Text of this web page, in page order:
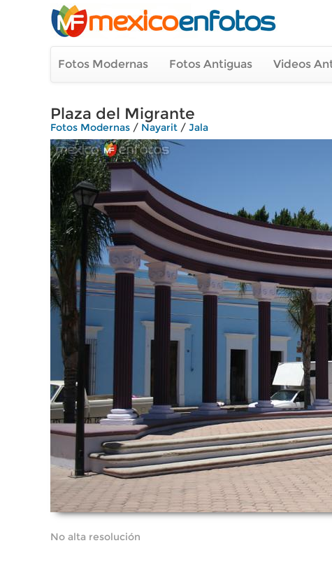
Fotos Modernas Fotos Antiguas Videos
Plaza del Migrante
Fotos Modernas / Nayarit / Jala
No alta resolución